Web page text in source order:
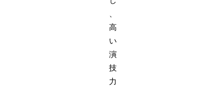
高
い
演
技
力